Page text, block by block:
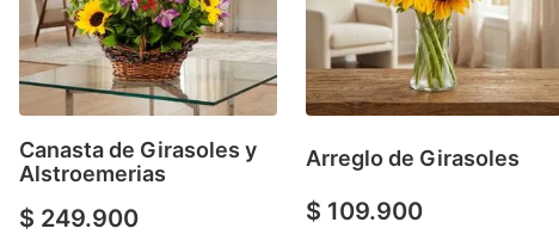
Canasta de Girasoles y
Alstroemerias
$ 249.900
Arreglo de Girasoles
$ 109.900